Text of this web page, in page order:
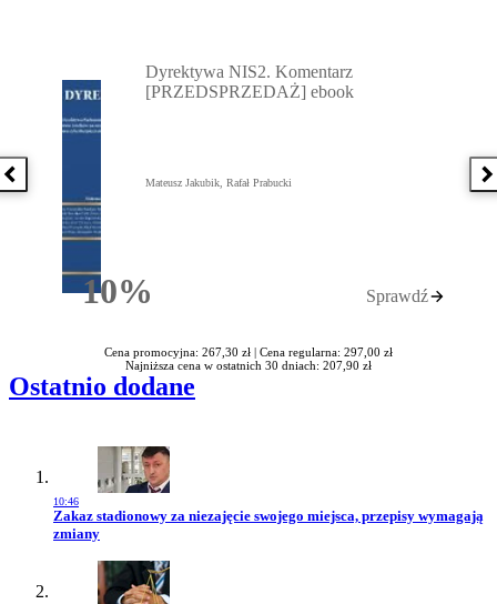
Poprzednia książka
10%Rabatu
Dyrektywa NIS2. Komentarz
[PRZEDSPRZEDAŻ] ebook
Mateusz Jakubik, Rafał Prabucki
Sprawdź
Cena promocyjna: 267,30 zł | Cena regularna: 297,00 zł
Najniższa cena w ostatnich 30 dniach: 207,90 zł
Ostatnio dodane
10:46
Przejdź do artykułu:
Zakaz stadionowy za niezajęcie swojego miejsca, przepisy wymagają
zmiany